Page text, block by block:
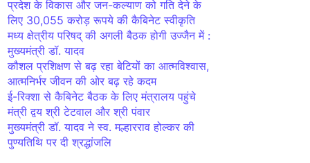
प्रदेश के विकास और जन-कल्याण को गति देने के
लिए 30,055 करोड़ रूपये की कैबिनेट स्वीकृति
मध्य क्षेत्रीय परिषद् की अगली बैठक होगी उज्जैन में :
मुख्यमंत्री डॉ. यादव
कौशल प्रशिक्षण से बढ़ रहा बेटियों का आत्मविश्वास,
आत्मनिर्भर जीवन की ओर बढ़ रहे कदम
ई-रिक्शा से कैबिनेट बैठक के लिए मंत्रालय पहुंचे
मंत्री द्वय श्री टेटवाल और श्री पंवार
मुख्यमंत्री डॉ. यादव ने स्व. मल्हारराव होल्कर की
पुण्यतिथि पर दी श्रद्धांजलि